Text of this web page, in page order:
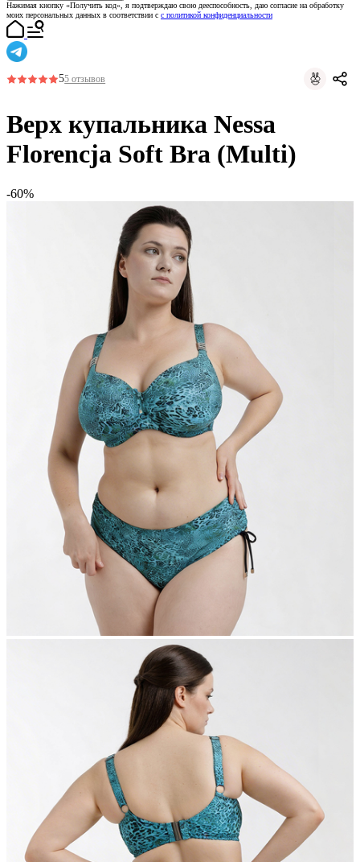
Нажимая кнопку «Получить код», я подтверждаю свою дееспособность, даю согласие на обработку
моих персональных данных в соответствии с с политикой конфиденциальности
55 отзывов
Верх купальника Nessa
Florencja Soft Bra (Multi)
-60%